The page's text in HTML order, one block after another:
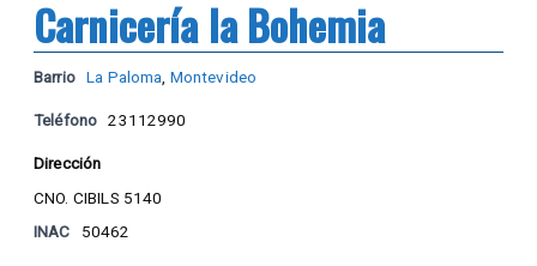
Carnicería la Bohemia
Barrio La Paloma Montevideo
Teléfono 23112990
Dirección
CNO. CIBILS 5140
INAC
50462